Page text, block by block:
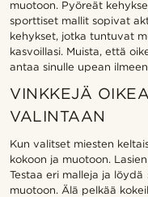
muotoon. Pyöreät
sporttiset mallit sopivat
kehykset, jotka tuntuvat
kasvoillasi. Muista, että
antaa sinulle upean
VINKKEJÄ
VALINTAAN
Kun valitset miesten
kokoon ja muotoon.
Testaa eri malleja ja
muotoon. Älä pelkää